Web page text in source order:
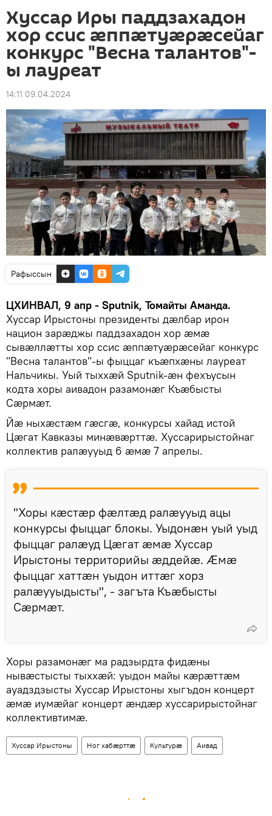
Хуссар Иры паддзахадон
хор ссис æппæтуæрæсейаг
конкурс "Весна талантов"-
ы лауреат
14:11 09.04.2024
Рафыссын
ЦХИНВАЛ, 9 апр - Sputnik, Томайты Аманда.
Хуссар Ирыстоны президенты дæлбар ирон
национ зарæджы паддзахадон хор æмæ
сывæллæтты хор ссис æппæтуæрæсейаг конкурс
"Весна талантов"-ы фыццаг къæпхæны лауреат
Нальчикы. Уый тыххæй Sputnik-æн фехъусын
кодта хоры аивадон разамонæг Къæбысты
Сæрмæт.
Йæ ныхæстæм гæсгæ, конкурсы хайад истой
Цæгат Кавказы минæвæрттæ. Хуссарирыстойнаг
коллектив ралæууыд 6 æмæ 7 апрелы.
"Хоры кæстæр фæлтæд ралæууыд ацы
конкурсы фыццаг блокы. Уыдонæн уый уыд
фыццаг ралæуд Цæгат æмæ Хуссар
Ирыстоны территорийы æддейæ. Æмæ
фыццаг хаттæн уыдон иттæг хорз
ралæууыдысты", - загъта Къæбысты
Сæрмæт.
Хоры разамонæг ма радзырдта фидæны
нывæстысты тыххæй: уыдон майы кæрæттæм
ауадздзысты Хуссар Ирыстоны хыгъдон концерт
æмæ иумæйаг концерт æндæр хуссарирыстойнаг
коллективтимæ.
Хуссар Ирыстоны Ног хабӕрттӕ Культурӕ Аивад